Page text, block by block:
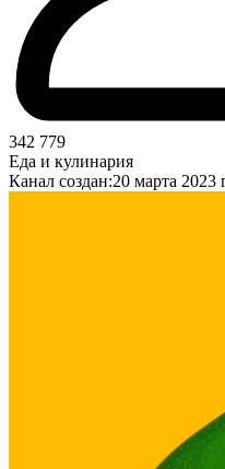
342 779
Еда и кулинария
Канал создан:20 марта 2023